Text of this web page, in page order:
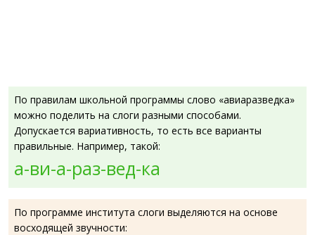
По правилам школьной программы слово «авиаразведка»
можно поделить на слоги разными способами.
Допускается вариативность, то есть все варианты
правильные. Например, такой:
а-ви-а-раз-вед-ка
По программе института слоги выделяются на основе
восходящей звучности: